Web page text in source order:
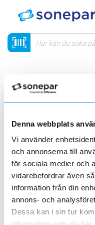
Denna webbplats
Vi använder
och annonserna till
för sociala medier och
vidarebefordrar även
information från din
annons- och
Dessa kan i sin tur
Sida < 1 > Per
EMERIO
Filter